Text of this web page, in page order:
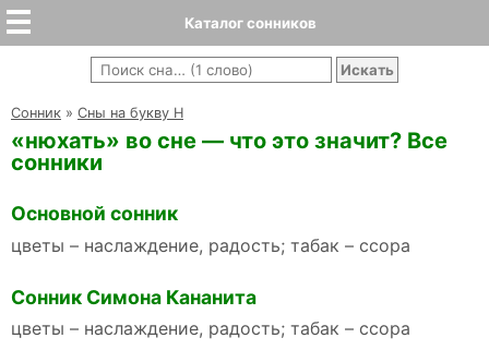
Каталог сонников
Cонник » Сны на букву Н
«нюхать» во сне — что это значит? Все
сонники
Основной сонник
цветы – наслаждение, радость; табак – ссора
Сонник Симона Кананита
цветы – наслаждение, радость; табак – ссора